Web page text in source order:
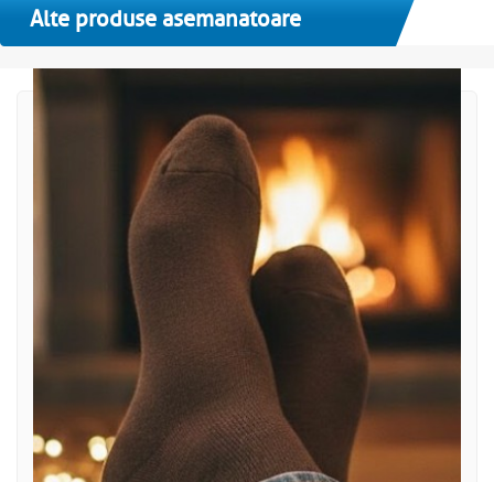
Alte produse asemanatoare